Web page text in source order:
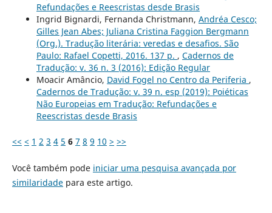
Refundações e Reescristas desde Brasis
Ingrid Bignardi, Fernanda Christmann, Andréa Cesco;
Gilles Jean Abes; Juliana Cristina Faggion Bergmann
(Org.). Tradução literária: veredas e desafios. São
Paulo: Rafael Copetti, 2016. 137 p. , Cadernos de
Tradução: v. 36 n. 3 (2016): Edição Regular
Moacir Amâncio, David Fogel no Centro da Periferia ,
Cadernos de Tradução: v. 39 n. esp (2019): Poiéticas
Não Europeias em Tradução: Refundações e
Reescristas desde Brasis
<< < 1 2 3 4 5 6 7 8 9 10 > >>
Você também pode iniciar uma pesquisa avançada por
similaridadepara este artigo.